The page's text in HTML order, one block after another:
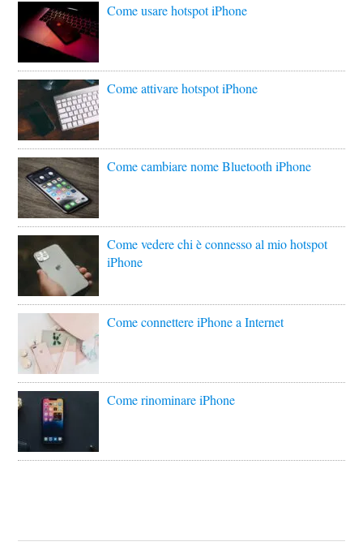
Come usare hotspot iPhone
Come attivare hotspot iPhone
Come cambiare nome Bluetooth iPhone
Come vedere chi è connesso al mio hotspot
iPhone
Come connettere iPhone a Internet
Come rinominare iPhone